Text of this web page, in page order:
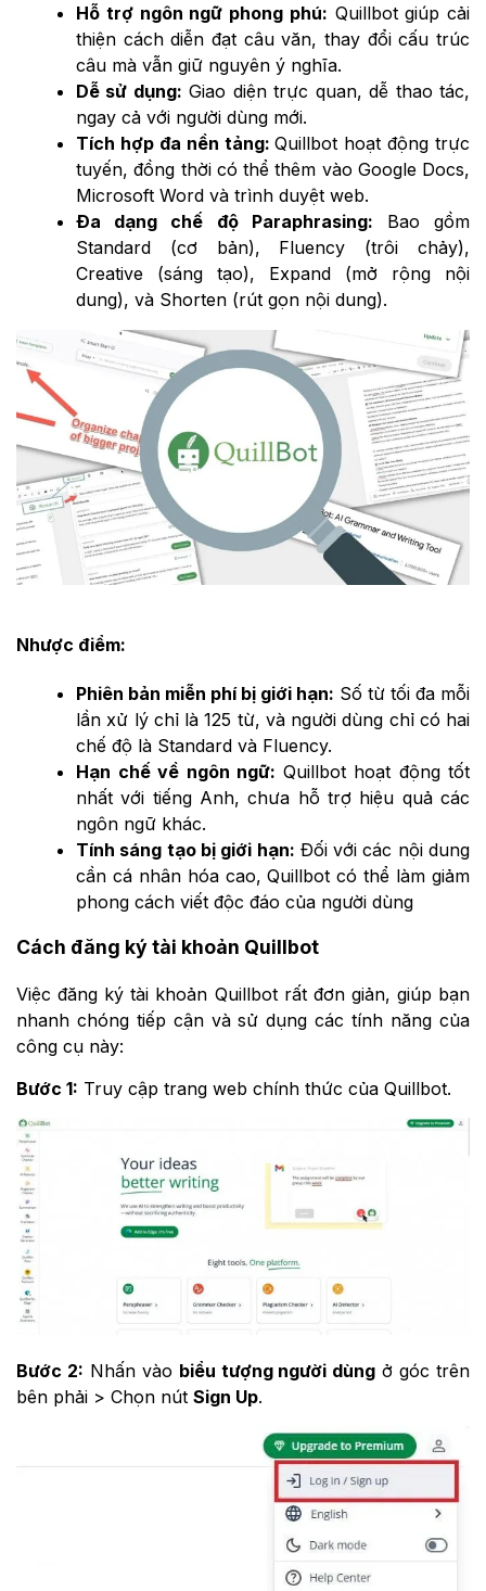
Hỗ trợ ngôn ngữ phong phú: Quillbot giúp cải
thiện cách diễn đạt câu văn, thay đổi cấu trúc
câu mà vẫn giữ nguyên ý nghĩa.
Dễ sử dụng: Giao diện trực quan, dễ thao tác,
ngay cả với người dùng mới.
Tích hợp đa nền tảng:Quillbot hoạt động trực
tuyến, đồng thời có thể thêm vào Google Docs,
Microsoft Word và trình duyệt web.
Đa dạng chế độ Paraphrasing: Bao gồm
Standard (cơ bản), Fluency (trôi chảy),
Creative (sáng tạo), Expand (mở rộng nội
dung), và Shorten (rút gọn nội dung).
Nhược điểm:
Phiên bản miễn phí bị giới hạn: Số từ tối đa mỗi
lần xử lý chỉ là 125 từ, và người dùng chỉ có hai
chế độ là Standard và Fluency.
Hạn chế về ngôn ngữ: Quillbot hoạt động tốt
nhất với tiếng Anh, chưa hỗ trợ hiệu quả các
ngôn ngữ khác.
Tính sáng tạo bị giới hạn: Đối với các nội dung
cần cá nhân hóa cao, Quillbot có thể làm giảm
phong cách viết độc đáo của người dùng​
Cách đăng ký tài khoản Quillbot
Việc đăng ký tài khoản Quillbot rất đơn giản, giúp bạn
nhanh chóng tiếp cận và sử dụng các tính năng của
công cụ này:
Bước 1: Truy cập trang web chính thức của Quillbot.
Bước 2: Nhấn vào biểu tượng người dùng ở góc trên
bên phải > Chọn nút Sign Up.